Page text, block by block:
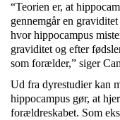
“Teorien er, at
gennemgår en
hvor hippocampus
graviditet og efter
som forælder,” siger
Ud fra dyrestudier kan
hippocampus gør, at
forældre­skabet. Som